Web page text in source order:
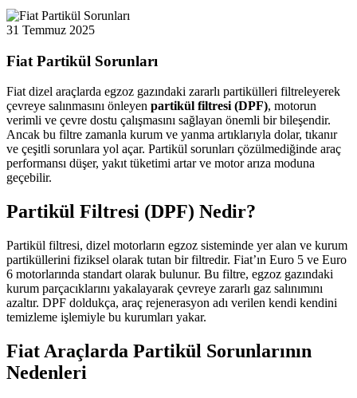
31 Temmuz 2025
Fiat Partikül Sorunları
Fiat dizel araçlarda egzoz gazındaki zararlı partikülleri filtreleyerek
çevreye salınmasını önleyen partikül filtresi (DPF), motorun
verimli ve çevre dostu çalışmasını sağlayan önemli bir bileşendir.
Ancak bu filtre zamanla kurum ve yanma artıklarıyla dolar, tıkanır
ve çeşitli sorunlara yol açar. Partikül sorunları çözülmediğinde araç
performansı düşer, yakıt tüketimi artar ve motor arıza moduna
geçebilir.
Partikül Filtresi (DPF) Nedir?
Partikül filtresi, dizel motorların egzoz sisteminde yer alan ve kurum
partiküllerini fiziksel olarak tutan bir filtredir. Fiat’ın Euro 5 ve Euro
6 motorlarında standart olarak bulunur. Bu filtre, egzoz gazındaki
kurum parçacıklarını yakalayarak çevreye zararlı gaz salınımını
azaltır. DPF doldukça, araç rejenerasyon adı verilen kendi kendini
temizleme işlemiyle bu kurumları yakar.
Fiat Araçlarda Partikül Sorunlarının
Nedenleri